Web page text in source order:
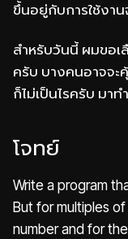
ขึ้นอยู่กับการใช้งา
สำหรับวันนี้ ผมขอเ
ครับ บางคนอาจจะ
ก็ไม่เป็นไรครับ มา
โจทย์
Write a program
But for multiples
number and for